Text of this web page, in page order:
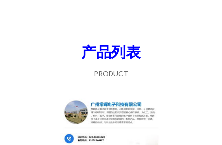
产品列表
PRODUCT